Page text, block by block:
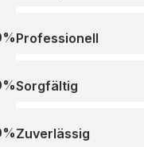
Professionell
Sorgfältig
Zuverlässig